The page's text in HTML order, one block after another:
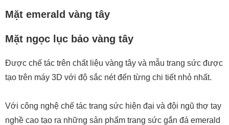
Mặt emerald vàng tây
Mặt ngọc lục bảo vàng tây
Được chế tác trên chất liệu vàng tây và mẫu trang sức được
tạo trên máy 3D với độ sắc nét đến từng chi tiết nhỏ nhất.
Với công nghệ chế tác trang sức hiện đại và đội ngũ thợ tay
nghề cao tạo ra những sản phẩm trang sức gắn đá emerald